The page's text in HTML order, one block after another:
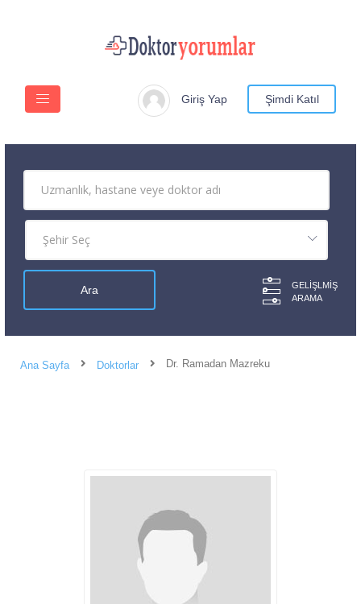
Giriş Yap Şimdi Katıl
GELIŞLMIŞ
ARAMA
Ana Sayfa Doktorlar Dr. Ramadan Mazreku